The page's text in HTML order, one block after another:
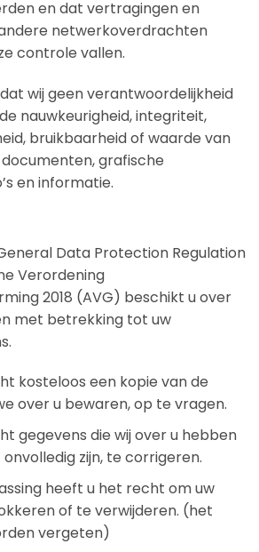
en dat vertragingen en
netwerkoverdrachten
controle vallen.
wij geen verantwoordelijkheid
nauwkeurigheid, integriteit,
bruikbaarheid of waarde van
grafische
en informatie.
Data Protection Regulation
Verordening
2018 (AVG) beschikt u over
met betrekking tot uw
kosteloos een kopie van de
over u bewaren, op te vragen.
gegevens die wij over u hebben
zijn, te corrigeren.
heeft u het recht om uw
of te verwijderen. (het
vergeten)